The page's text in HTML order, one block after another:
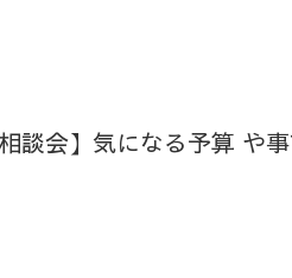
談会】気になる予算 や